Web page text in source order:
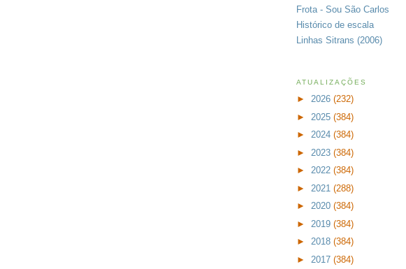
Frota - Sou São Carlos
Histórico de escala
Linhas Sitrans (2006)
ATUALIZAÇÕES
► 2026 (232)
► 2025 (384)
► 2024 (384)
► 2023 (384)
► 2022 (384)
► 2021 (288)
► 2020 (384)
► 2019 (384)
► 2018 (384)
► 2017 (384)